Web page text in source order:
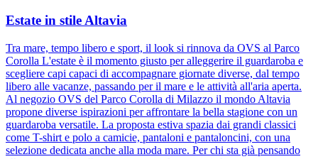
Estate in stile Altavia
Tra mare, tempo libero e sport, il look si rinnova da OVS al Parco
Corolla L'estate è il momento giusto per alleggerire il guardaroba e
scegliere capi capaci di accompagnare giornate diverse, dal tempo
libero alle vacanze, passando per il mare e le attività all'aria aperta.
Al negozio OVS del Parco Corolla di Milazzo il mondo Altavia
propone diverse ispirazioni per affrontare la bella stagione con un
guardaroba versatile. La proposta estiva spazia dai grandi classici
come T-shirt e polo a camicie, pantaloni e pantaloncini, con una
selezione dedicata anche alla moda mare. Per chi sta già pensando